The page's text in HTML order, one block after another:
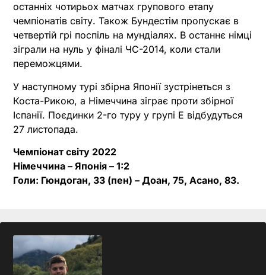
останніх чотирьох матчах групового етапу
чемпіонатів світу. Також Бундестім пропускає в
четвертій грі поспіль на мундіалях. В останнє німці
зіграли на нуль у фіналі ЧС-2014, коли стали
переможцями.
У наступному турі збірна Японії зустрінеться з
Коста-Рикою, а Німеччина зіграє проти збірної
Іспанії. Поєдинки 2-го туру у групі E відбудуться
27 листопада.
Чемпіонат світу 2022
Німеччина – Японія – 1:2
Голи: Гюндоган, 33 (пен) – Доан, 75, Асано, 83.